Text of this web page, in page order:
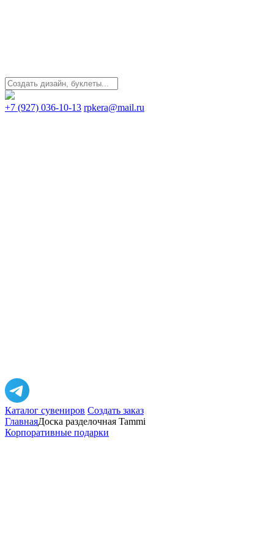
+7 (927) 036-10-13 rpkera@mail.ru
Каталог сувениров Создать заказ
ГлавнаяДоска разделочная Tammi
Корпоративные подарки